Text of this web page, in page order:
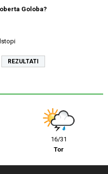
Goloba?
REZULTATI
16/31
Tor